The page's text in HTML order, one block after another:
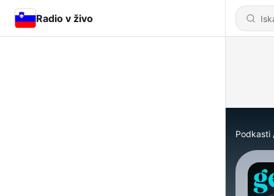
Radio v živo
Podkasti